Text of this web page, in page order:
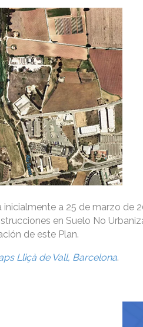
inicialmente a 25 de marzo de
en Suelo No
de este Plan.
Lliçà de Vall, Barcelona.